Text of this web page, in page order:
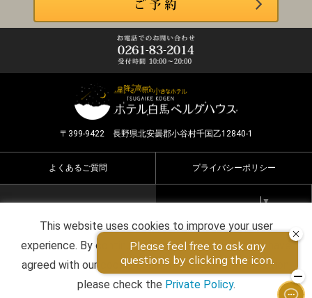
〒399-9422 長野県北安曇郡小谷村千国乙12840-1
よくあるご質問 プライバシーポリシー
Select Language ▼
Copyright ©2026 HOTEL HAKUBA BERGHAUS all rights
reserved.
This website uses cookies to improve your user
experience. By continuing to use this website, you have
agreed with our cookie consent. For futher information,
please check the Private Policy.